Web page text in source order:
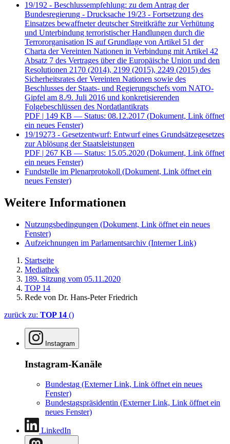
19/192 - Beschlussempfehlung: zu dem Antrag der
Bundesregierung - Drucksache 19/23 - Fortsetzung des
Einsatzes bewaffneter deutscher Streitkräfte zur Verhütung
und Unterbindung terroristischer Handlungen durch die
Terrororganisation IS auf Grundlage von Artikel 51 der
Charta der Vereinten Nationen in Verbindung mit Artikel 42
Absatz 7 des Vertrages über die Europäische Union und den
Resolutionen 2170 (2014), 2199 (2015), 2249 (2015) des
Sicherheitsrates der Vereinten Nationen sowie des
Beschlusses der Staats- und Regierungschefs vom NATO-
Gipfel am 8./9. Juli 2016 und konkretisierenden
Folgebeschlüssen des Nordatlantikrats
PDF | 149 KB — Status: 08.12.2017 (Dokument, Link öffnet
ein neues Fenster)
19/19273 - Gesetzentwurf: Entwurf eines Grundsätzegesetzes
zur Ablösung der Staatsleistungen
PDF | 267 KB — Status: 15.05.2020 (Dokument, Link öffnet
ein neues Fenster)
Fundstelle im Plenarprotokoll (Dokument, Link öffnet ein
neues Fenster)
Weitere Informationen
Nutzungsbedingungen (Dokument, Link öffnet ein neues
Fenster)
Aufzeichnungen im Parlamentsarchiv (Interner Link)
Startseite
Mediathek
189. Sitzung vom 05.11.2020
TOP 14
Rede von Dr. Hans-Peter Friedrich
zurück zu: TOP 14 ()
Instagram
Instagram-Kanäle
Bundestag (Externer Link, Link öffnet ein neues
Fenster)
Bundestagspräsidentin (Externer Link, Link öffnet ein
neues Fenster)
LinkedIn